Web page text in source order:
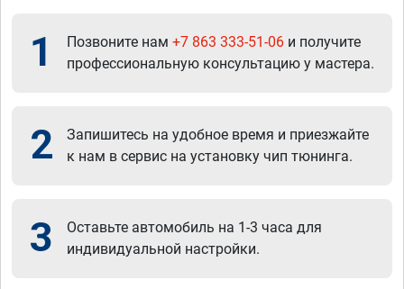
1 Позвоните нам +7 863 333-51-06 и получите
профессиональную консультацию у мастера.
2
Запишитесь на удобное время и приезжайте
к нам в сервис на установку чип тюнинга.
3
Оставьте автомобиль на 1-3 часа для
индивидуальной настройки.